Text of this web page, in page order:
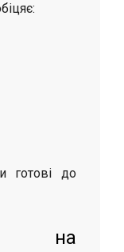
готові до
на